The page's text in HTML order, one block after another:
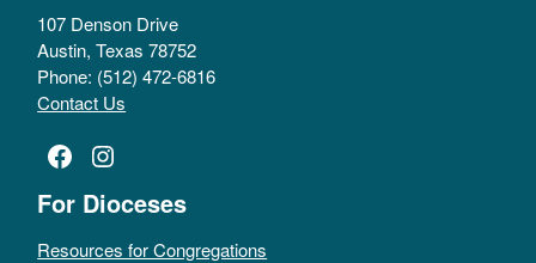
107 Denson Drive
Austin, Texas 78752
Phone: (512) 472-6816
Contact Us
Facebook
Instagram
For Dioceses
Resources for Congregations